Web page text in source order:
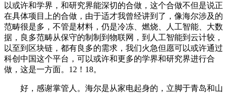
以或许和学界，和研究界能深切的合做，这个合做不但是说正
在具体项目上的合做，由于适才我曾经讲到了，像海尔涉及的
范畴很是多，不管是材料，仍是冷冻、燃烧、人工智能、大数
据，良多范畴从保守的制制到物联网，到人工智能到云计较，
以至到区块链，都有良多的需求，我们火急但愿可以或许通过
科创中国这个平台，可以或许和更多的学界和研究界进行合
做，这是一方面。12！18。
好，感谢掌管人。海尔是从家电起身的，立脚于青岛和山